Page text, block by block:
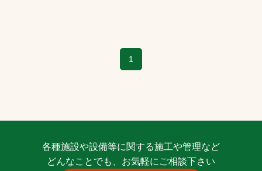
文字の見えづらさや操作にお困りの方へ
1
各種施設や設備等に関する施工や管理など
どんなことでも、お気軽にご相談下さい